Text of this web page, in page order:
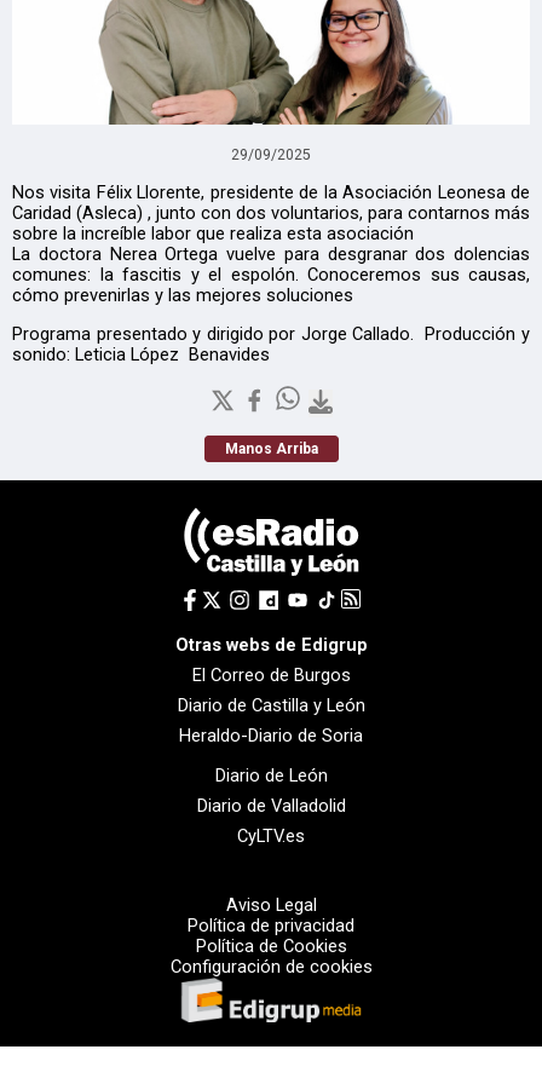
29/09/2025
Nos visita Félix Llorente, presidente de la Asociación Leonesa de
Caridad (Asleca) , junto con dos voluntarios, para contarnos más
sobre la increíble labor que realiza esta asociación
La doctora Nerea Ortega vuelve para desgranar dos dolencias
comunes: la fascitis y el espolón. Conoceremos sus causas,
cómo prevenirlas y las mejores soluciones
Programa presentado y dirigido por Jorge Callado. Producción y
sonido: Leticia López Benavides
Manos Arriba
Otras webs de Edigrup
El Correo de Burgos
Diario de Castilla y León
Heraldo-Diario de Soria
Diario de León
Diario de Valladolid
CyLTV.es
Aviso Legal
Política de privacidad
Política de Cookies
Configuración de cookies